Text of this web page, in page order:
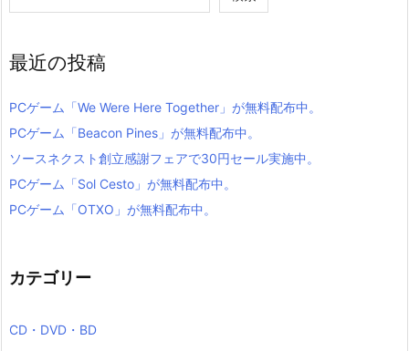
最近の投稿
PCゲーム「We Were Here Together」が無料配布中。
PCゲーム「Beacon Pines」が無料配布中。
ソースネクスト創立感謝フェアで30円セール実施中。
PCゲーム「Sol Cesto」が無料配布中。
PCゲーム「OTXO」が無料配布中。
カテゴリー
CD・DVD・BD